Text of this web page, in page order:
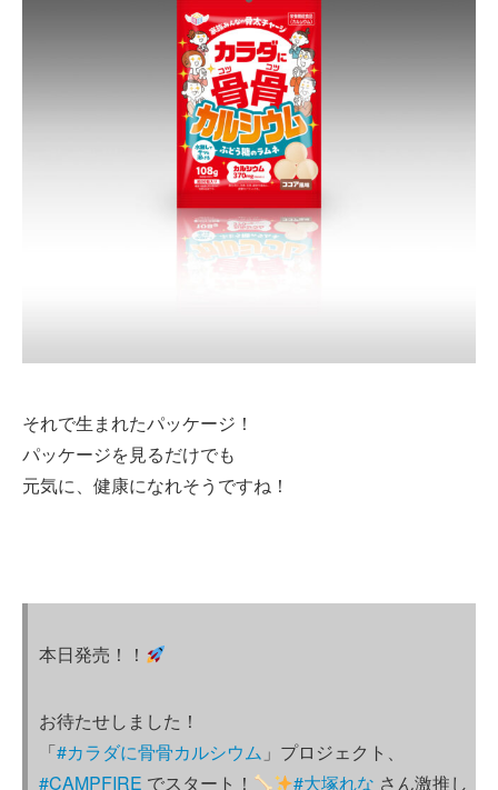
それで生まれたパッケージ！
パッケージを見るだけでも
元気に、健康になれそうですね！
本日発売！！
お待たせしました！
「#カラダに骨骨カルシウム 」プロジェクト、
#CAMPFIRE でスタート！ #大塚れな さん激推し